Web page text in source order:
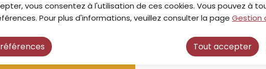
vous consentez à l'utilisation de ces cookies. Vous pouvez à
Pour plus d'informations, veuillez consulter la page Gestion
Tout accepter